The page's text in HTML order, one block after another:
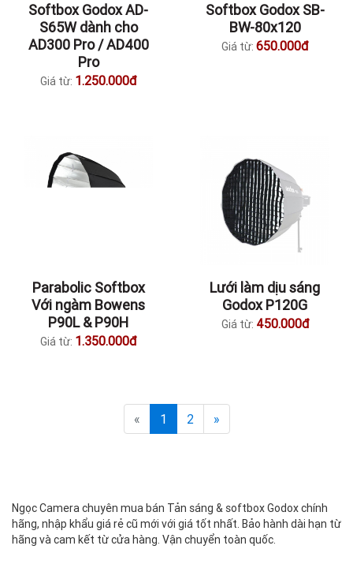
Softbox Godox AD-
S65W dành cho
AD300 Pro / AD400
Pro
Giá từ: 1.250.000đ
Softbox Godox SB-
BW-80x120
Giá từ: 650.000đ
Parabolic Softbox
Với ngàm Bowens
P90L & P90H
Giá từ: 1.350.000đ
Lưới làm dịu sáng
Godox P120G
Giá từ: 450.000đ
« 1 2 »
Ngọc Camera chuyên mua bán Tản sáng & softbox Godox chính
hãng, nhập khẩu giá rẻ cũ mới với giá tốt nhất. Bảo hành dài hạn từ
hãng và cam kết từ cửa hàng. Vận chuyển toàn quốc.